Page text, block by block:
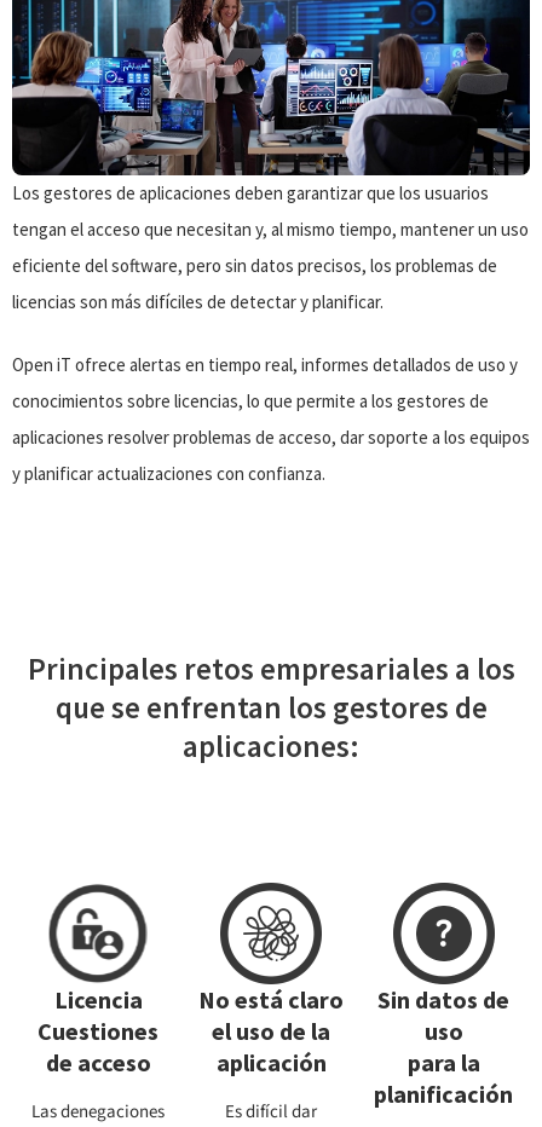
Los gestores de aplicaciones deben garantizar que los usuarios
tengan el acceso que necesitan y, al mismo tiempo, mantener un uso
eficiente del software, pero sin datos precisos, los problemas de
licencias son más difíciles de detectar y planificar.
Open iT ofrece alertas en tiempo real, informes detallados de uso y
conocimientos sobre licencias, lo que permite a los gestores de
aplicaciones resolver problemas de acceso, dar soporte a los equipos
y planificar actualizaciones con confianza.
Principales retos empresariales a los
que se enfrentan los gestores de
aplicaciones:
Licencia
Cuestiones
de acceso
Las denegaciones
No está claro
el uso de la
aplicación
Es difícil dar
Sin datos de
uso
para la
planificación